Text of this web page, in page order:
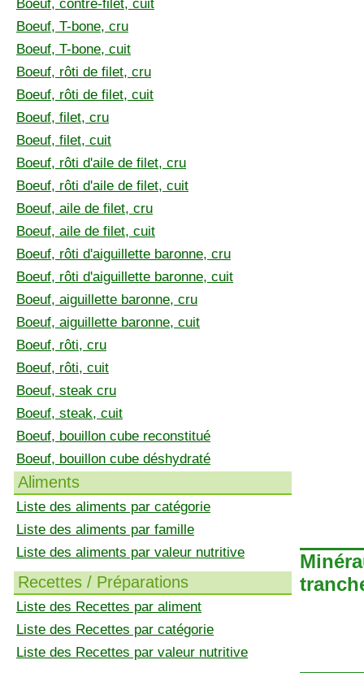
Boeuf, contre-filet, cuit
Boeuf, T-bone, cru
Boeuf, T-bone, cuit
Boeuf, rôti de filet, cru
Boeuf, rôti de filet, cuit
Boeuf, filet, cru
Boeuf, filet, cuit
Boeuf, rôti d'aile de filet, cru
Boeuf, rôti d'aile de filet, cuit
Boeuf, aile de filet, cru
Boeuf, aile de filet, cuit
Boeuf, rôti d'aiguillette baronne, cru
Boeuf, rôti d'aiguillette baronne, cuit
Boeuf, aiguillette baronne, cru
Boeuf, aiguillette baronne, cuit
Boeuf, rôti, cru
Boeuf, rôti, cuit
Boeuf, steak cru
Boeuf, steak, cuit
Boeuf, bouillon cube reconstitué
Boeuf, bouillon cube déshydraté
Aliments
Liste des aliments par catégorie
Liste des aliments par famille
Liste des aliments par valeur nutritive
Recettes / Préparations
Liste des Recettes par aliment
Liste des Recettes par catégorie
Liste des Recettes par valeur nutritive